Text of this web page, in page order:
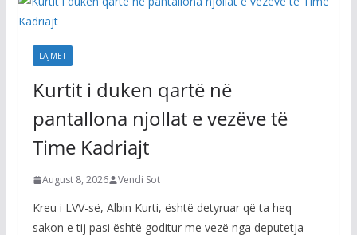
LAJMET
Kurtit i duken qartë në
pantallona njollat e vezëve të
Time Kadriajt
August 8, 2026 Vendi Sot
Kreu i LVV-së, Albin Kurti, është detyruar që ta heq
sakon e tij pasi është goditur me vezë nga deputetja